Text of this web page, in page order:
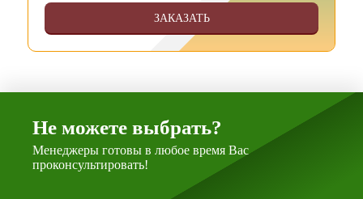
ЗАКАЗАТЬ
Не можете выбрать?
Менеджеры готовы в любое время Вас
проконсультировать!